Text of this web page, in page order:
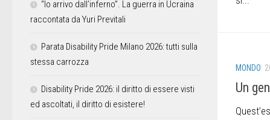
MONDO
Un
“Io arrivo dall’inferno”. La guerra in Ucraina
raccontata da Yuri Previtali
Parata Disability Pride Milano 2026: tutti sulla
stessa carrozza
Disability Pride 2026: il diritto di essere visti
ed ascoltati, il diritto di esistere!